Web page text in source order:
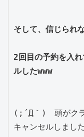
そして、信じられ
2回目の予約を入
ルしたwww
(;´Д｀)　頭がク
キャンセルしまし